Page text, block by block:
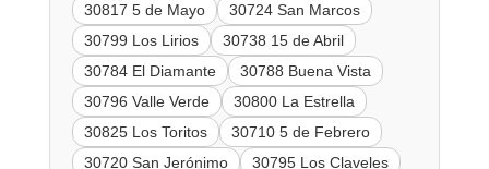
30817 5 de Mayo
30724 San Marcos
30799 Los Lirios
30738 15 de Abril
30784 El Diamante
30788 Buena Vista
30796 Valle Verde
30800 La Estrella
30825 Los Toritos
30710 5 de Febrero
30720 San Jerónimo
30795 Los Claveles